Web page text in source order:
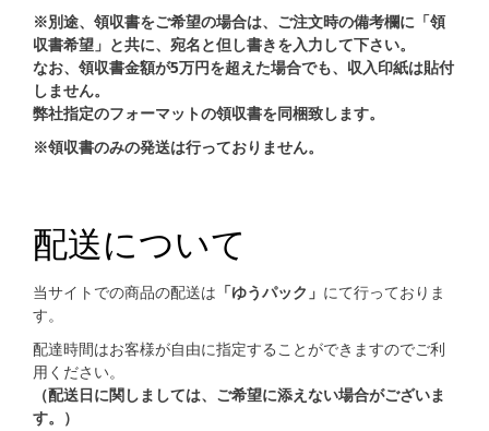
※別途、領収書をご希望の場合は、ご注文時の備考欄に「領
収書希望」と共に、宛名と但し書きを入力して下さい。
なお、領収書金額が5万円を超えた場合でも、収入印紙は貼付
しません。
弊社指定のフォーマットの領収書を同梱致します。
※領収書のみの発送は行っておりません。
配送について
当サイトでの商品の配送は 「ゆうパック」 にて行っておりま
す。
配達時間はお客様が自由に指定することができますのでご利
用ください。
（配送日に関しましては、ご希望に添えない場合がございま
す。）